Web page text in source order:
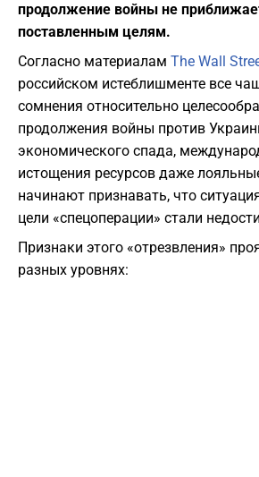
продолжение войны не
поставленным целям.
Согласно материалам The Wall
российском истеблишменте все
сомнения относительно
продолжения войны против
экономического спада,
истощения ресурсов даже
начинают признавать, что
цели «спецоперации» стали
​Признаки этого «отрезвления»
разных уровнях: